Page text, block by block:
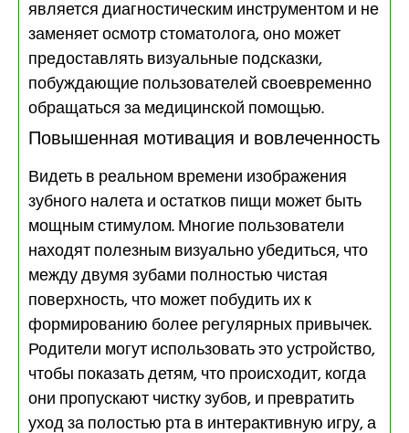
является диагностическим инструментом и не
заменяет осмотр стоматолога, оно может
предоставлять визуальные подсказки,
побуждающие пользователей своевременно
обращаться за медицинской помощью.
Повышенная мотивация и вовлеченность
Видеть в реальном времени изображения
зубного налета и остатков пищи может быть
мощным стимулом. Многие пользователи
находят полезным визуально убедиться, что
между двумя зубами полностью чистая
поверхность, что может побудить их к
формированию более регулярных привычек.
Родители могут использовать это устройство,
чтобы показать детям, что происходит, когда
они пропускают чистку зубов, и превратить
уход за полостью рта в интерактивную игру, а